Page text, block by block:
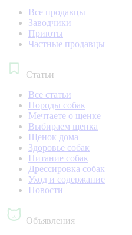
Все продавцы
Заводчики
Приюты
Частные продавцы
Статьи
Все статьи
Породы собак
Мечтаете о щенке
Выбираем щенка
Щенок дома
Здоровье собак
Питание собак
Дрессировка собак
Уход и содержание
Новости
Объявления